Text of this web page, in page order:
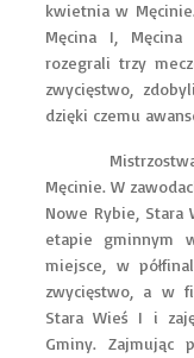
kwietnia w
Męcina I, Męcina
rozegrali trzy
zwycięstwo,
dzięki czemu
Mistrzostwa
Męcinie. W
Nowe Rybie, Stara
etapie gminnym
miejsce, w
zwycięstwo, a w
Stara Wieś I i
Gminy. Zajmując